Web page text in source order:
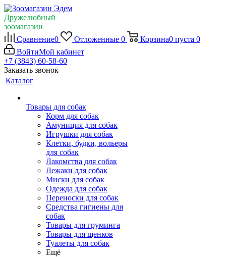
Дружелюбный
зоомагазин
Сравнение0 Отложенные 0 Корзина0 пуста 0
ВойтиМой кабинет
+7 (3843) 60-58-60
Заказать звонок
Каталог
Товары для собак
Корм для собак
Амуниция для собак
Игрушки для собак
Клетки, будки, вольеры
для собак
Лакомства для собак
Лежаки для собак
Миски для собак
Одежда для собак
Переноски для собак
Средства гигиены для
собак
Товары для груминга
Товары для щенков
Туалеты для собак
Ещё